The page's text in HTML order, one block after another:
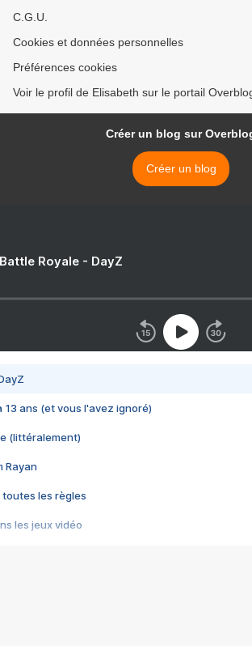
C.G.U.
Cookies et données personnelles
Préférences cookies
Voir le profil de Elisabeth sur le portail
Créer un blog sur
Créer un blog
Royale - DayZ
13 ans (et vous l'avez ignoré)
(littéralement)
Rayan
toutes les règles
les jeux vidéo